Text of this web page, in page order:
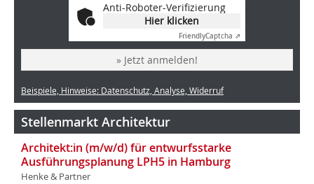
Anti-Roboter-Verifizierung
Hier klicken
FriendlyCaptcha ⇗
» Jetzt anmelden!
Beispiele, Hinweise: Datenschutz, Analyse, Widerruf
Stellenmarkt Architektur
Architekt:in (m/w/d) für entwurfsstarke
Ausführungsplanung LPH5 in Hamburg
Henke & Partner